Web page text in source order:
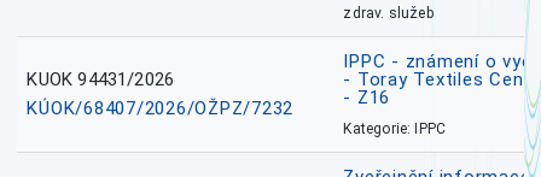
zdrav. služeb
KUOK 94431/2026
KÚOK/68407/2026/OŽPZ/7232
IPPC - známení o
- Toray Textiles
- Z16
Kategorie: IPPC